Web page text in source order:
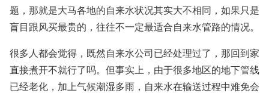
题，那就是大马各地的自来水状况其实大不相同，如果只是
盲目跟风买最贵的，往往不一定最适合自来水管路的情况。
很多人都会觉得，既然自来水公司已经处理过了，那回到家
直接煮开不就行了吗。但事实上，由于很多地区的地下管线
已经老化，加上气候潮湿多雨，自来水在输送过程中难免会